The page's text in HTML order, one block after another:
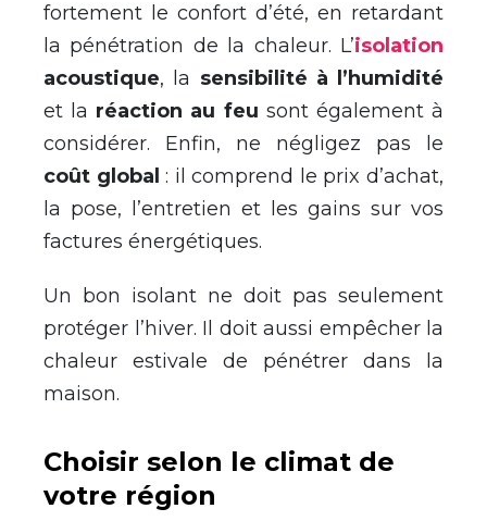
fortement le confort d’été, en retardant
la pénétration de la chaleur. L’isolation
acoustique, la sensibilité à l’humidité
et la réaction au feu sont également à
considérer. Enfin, ne négligez pas le
coût global : il comprend le prix d’achat,
la pose, l’entretien et les gains sur vos
factures énergétiques.
Un bon isolant ne doit pas seulement
protéger l’hiver. Il doit aussi empêcher la
chaleur estivale de pénétrer dans la
maison.
Choisir selon le climat de
votre région